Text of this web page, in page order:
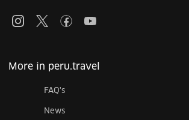
More in peru.travel
FAQ's
News